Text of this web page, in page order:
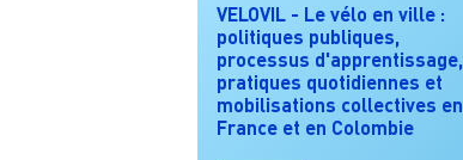
VELOVIL - Le vélo en ville :
politiques publiques,
processus d'apprentissage,
pratiques quotidiennes et
mobilisations collectives en
France et en Colombie